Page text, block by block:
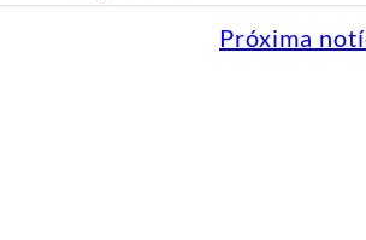
Próxima